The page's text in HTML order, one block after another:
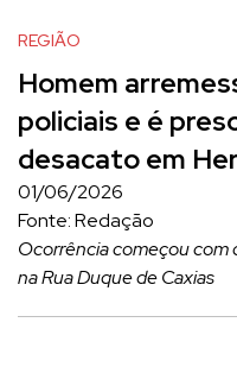
REGIÃO
Homem
policiais e é
desacato em
01/06/2026
Fonte: Redação
Ocorrência começou com
na Rua Duque de Caxias